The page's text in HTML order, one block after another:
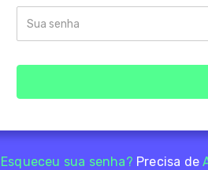
Esqueceu sua senha? Precisa de